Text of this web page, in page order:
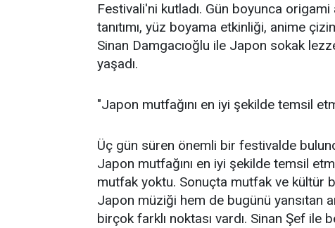
Festivali'ni kutladı. Gün boyunca
tanıtımı, yüz boyama etkinliği, anime
Sinan Damgacıoğlu ile Japon sokak
yaşadı.
"Japon mutfağını en iyi şekilde temsil
Üç gün süren önemli bir festivalde
Japon mutfağını en iyi şekilde temsil
mutfak yoktu. Sonuçta mutfak ve kültür
Japon müziği hem de bugünü yansıtan
birçok farklı noktası vardı. Sinan Şef